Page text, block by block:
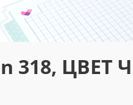
318, ЦВЕТ